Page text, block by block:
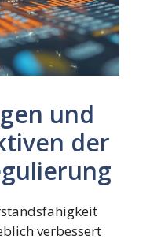
und
der
verbessert